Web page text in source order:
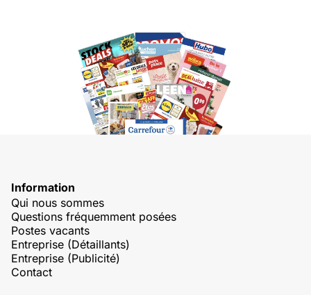
Information
Qui nous sommes
Questions fréquemment posées
Postes vacants
Entreprise (Détaillants)
Entreprise (Publicité)
Contact